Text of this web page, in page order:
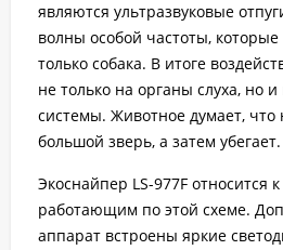
являются ультразвуковые
волны особой частоты,
только собака. В итоге
не только на органы слуха, но
системы. Животное думает, что
большой зверь, а затем убегает.
Экоснайпер LS-977F относится
работающим по этой схеме.
аппарат встроены яркие